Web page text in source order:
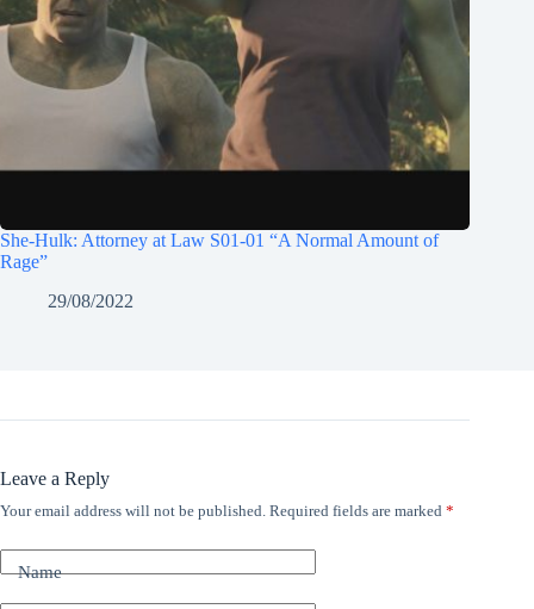
She-Hulk: Attorney at Law S01-01 “A Normal Amount of
Rage”
29/08/2022
Leave a Reply
Your email address will not be published. Required fields are marked *
Name